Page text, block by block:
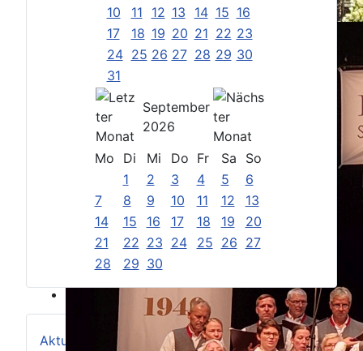
Aktuelles
10
11 12 13 14 15 16
17
18 19 20 21 22 23
24 25 26 27 28 29 30
31
September
2026
Mo
Di Mi Do Fr Sa
So
1
2 3 4 5
6
7
8 9 10 11 12
13
14
15 16 17 18 19
20
21
22 23 24 25 26 27
28
29 30